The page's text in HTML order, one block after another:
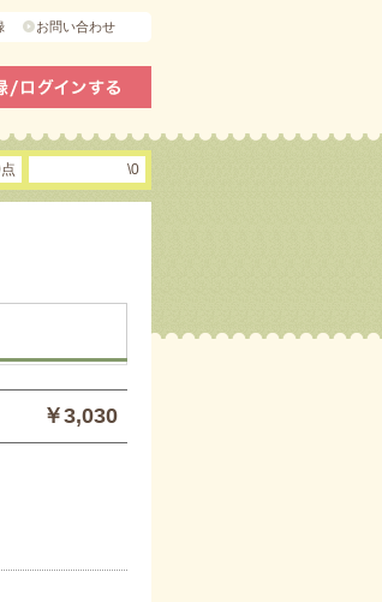
お問い合わせ
\0
￥3,030